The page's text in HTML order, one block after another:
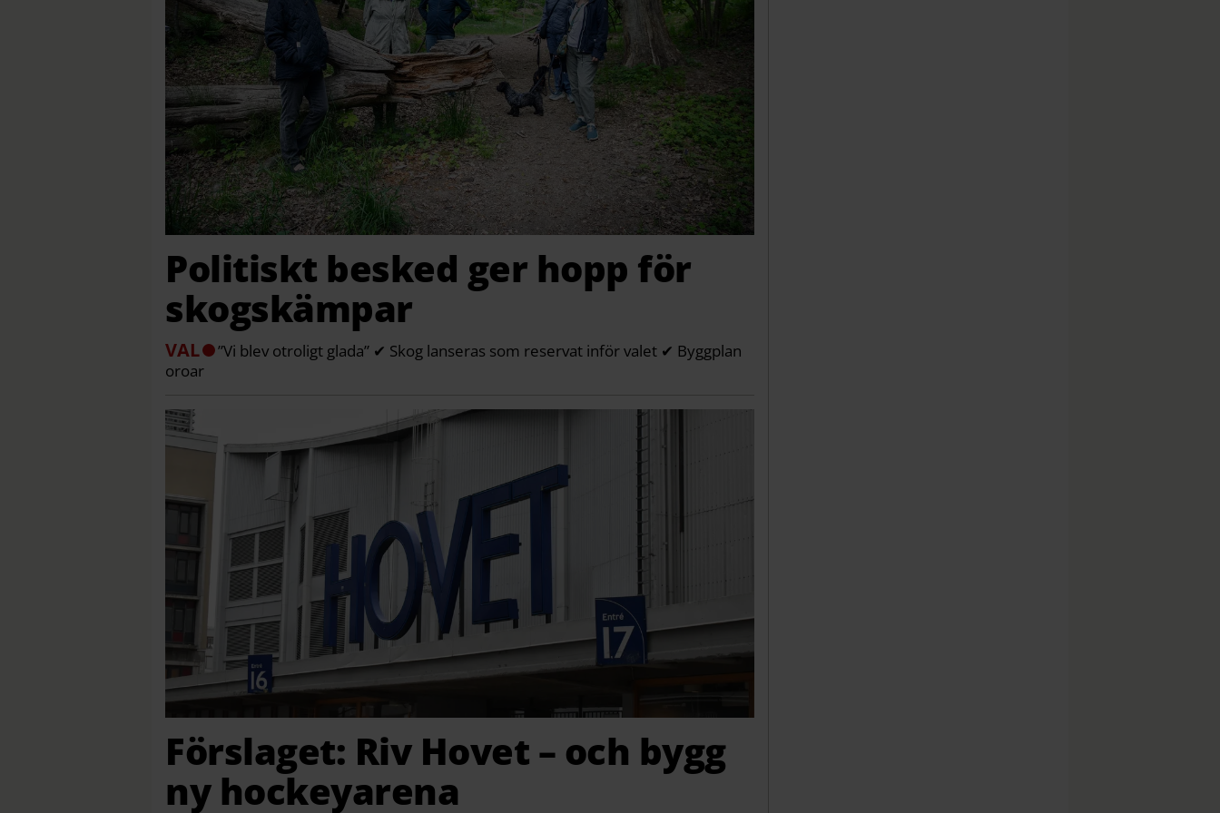
Politiskt besked ger hopp för
skogskämpar
VAL
”Vi blev otroligt glada” ✔ Skog lanseras som reservat inför valet ✔ Byggplan
oroar
Förslaget: Riv Hovet – och bygg
ny hockeyarena